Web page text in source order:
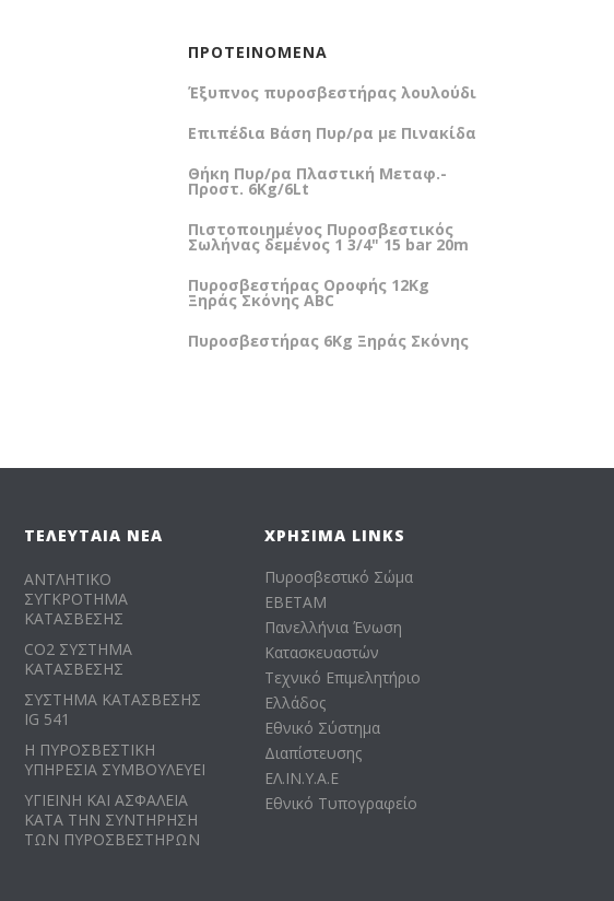
ΠΡΟΤΕΙΝΌΜΕΝΑ
Έξυπνος πυροσβεστήρας λουλούδι
Επιπέδια Βάση Πυρ/ρα με Πινακίδα
Θήκη Πυρ/ρα Πλαστική Μεταφ.-
Προστ. 6Kg/6Lt
Πιστοποιημένος Πυροσβεστικός
Σωλήνας δεμένος 1 3/4" 15 bar 20m
Πυροσβεστήρας Οροφής 12Kg
Ξηράς Σκόνης ABC
Πυροσβεστήρας 6Kg Ξηράς Σκόνης
ΤΕΛΕΥΤΑΊΑ ΝΈΑ
ΑΝΤΛΗΤΙΚΟ
ΣΥΓΚΡΟΤΗΜΑ
ΚΑΤΑΣΒΕΣΗΣ
CO2 ΣΥΣΤΗΜΑ
ΚΑΤΑΣΒΕΣΗΣ
ΣΥΣΤΗΜΑ ΚΑΤΑΣΒΕΣΗΣ
IG 541
Η ΠΥΡΟΣΒΕΣΤΙΚΗ
ΥΠΗΡΕΣΙΑ ΣΥΜΒΟΥΛΕΥΕΙ
ΥΓΙΕΙΝΗ ΚΑΙ ΑΣΦΑΛΕΙΑ
ΚΑΤΑ ΤΗΝ ΣΥΝΤΗΡΗΣΗ
ΤΩΝ ΠΥΡΟΣΒΕΣΤΗΡΩΝ
ΧΡΉΣΙΜΑ LINKS
Πυροσβεστικό Σώμα
ΕΒΕΤΑΜ
Πανελλήνια Ένωση
Κατασκευαστών
Τεχνικό Επιμελητήριο
Ελλάδος
Εθνικό Σύστημα
Διαπίστευσης
ΕΛ.ΙΝ.Υ.Α.Ε
Εθνικό Τυπογραφείο